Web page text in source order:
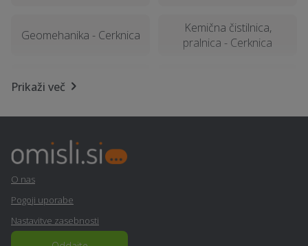
Geomehanika - Cerknica
Kemična čistilnica,
pralnica - Cerknica
mestu - Cerknica
Električarske storitve -
Cerknica
Dobava, gradnja in
Prikaži več
O nas
Pogoji uporabe
Nastavitve zasebnosti